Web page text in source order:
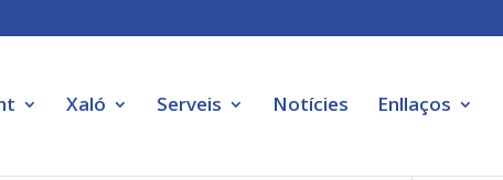
Xaló Serveis Notícies Enllaços